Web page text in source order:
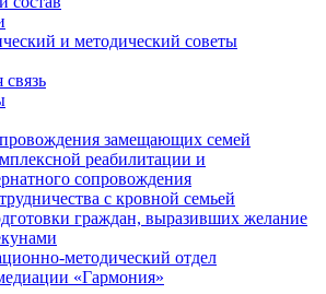
и методический советы
связь
замещающих семей
реабилитации и
сопровождения
с кровной семьей
граждан, выразивших желание
методический отдел
«Гармония»